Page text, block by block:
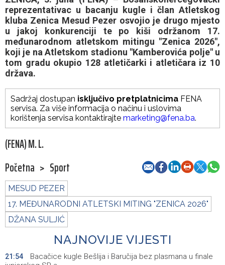
reprezentativac u bacanju kugle i član Atletskog
kluba Zenica Mesud Pezer osvojio je drugo mjesto
u jakoj konkurenciji te po kiši održanom 17.
međunarodnom atletskom mitingu "Zenica 2026",
koji je na Atletskom stadionu "Kamberovića polje" u
tom gradu okupio 128 atletičarki i atletičara iz 10
država.
Sadržaj dostupan isključivo pretplatnicima FENA
servisa. Za više informacija o načinu i uslovima
korištenja servisa kontaktirajte marketing@fena.ba.
(FENA) M. L.
Početna > Sport
MESUD PEZER
17. MEĐUNARODNI ATLETSKI MITING "ZENICA 2026"
DŽANA SULJIĆ
NAJNOVIJE VIJESTI
21:54
Bacačice kugle Bešlija i Baručija bez plasmana u finale